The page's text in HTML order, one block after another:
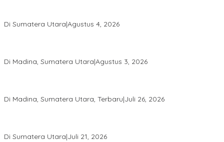
Di Sumatera Utara|Agustus 4, 2026
Di Madina, Sumatera Utara|Agustus 3, 2026
Di Madina, Sumatera Utara, Terbaru|Juli 26, 2026
Di Sumatera Utara|Juli 21, 2026